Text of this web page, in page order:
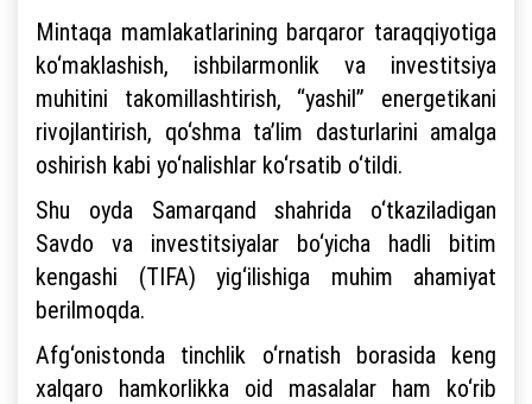
Mintaqa mamlakatlarining barqaror taraqqiyotiga
ko‘maklashish, ishbilarmonlik va investitsiya
muhitini takomillashtirish, “yashil” energetikani
rivojlantirish, qo‘shma ta’lim dasturlarini amalga
oshirish kabi yo‘nalishlar ko‘rsatib o‘tildi.
Shu oyda Samarqand shahrida o‘tkaziladigan
Savdo va investitsiyalar bo‘yicha hadli bitim
kengashi (TIFA) yig‘ilishiga muhim ahamiyat
berilmoqda.
Afg‘onistonda tinchlik o‘rnatish borasida keng
xalqaro hamkorlikka oid masalalar ham ko‘rib